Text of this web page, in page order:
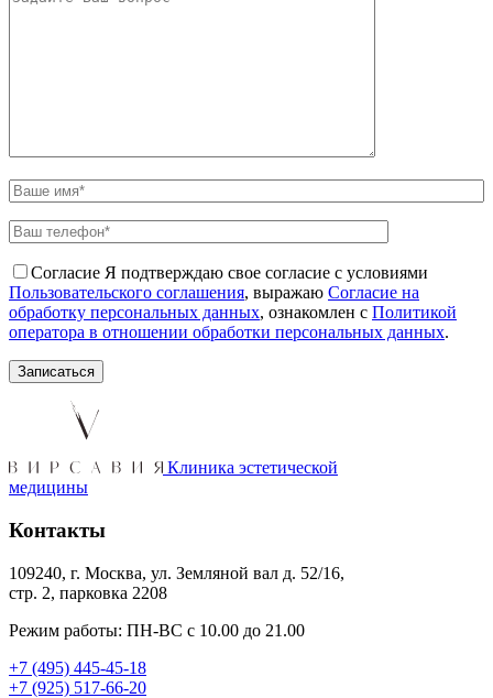
Согласие Я подтверждаю свое согласие с условиями
Пользовательского соглашения, выражаю Согласие на
обработку персональных данных, ознакомлен с Политикой
оператора в отношении обработки персональных данных.
Клиника эстетической
медицины
Контакты
109240, г. Москва, ул. Земляной вал д. 52/16,
стр. 2, парковка 2208
Режим работы: ПН-ВС с 10.00 до 21.00
+7 (495) 445-45-18
+7 (925) 517-66-20